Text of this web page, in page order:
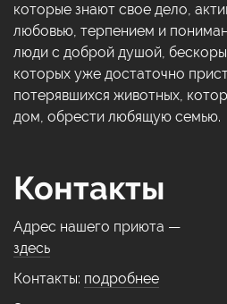
которые знают свое дело,
любовью, терпением и
люди с доброй душой,
которых уже достаточно
потерявшихся животных,
дом, обрести любящую семью.
Контакты
Адрес нашего приюта —
здесь
Контакты: подробнее